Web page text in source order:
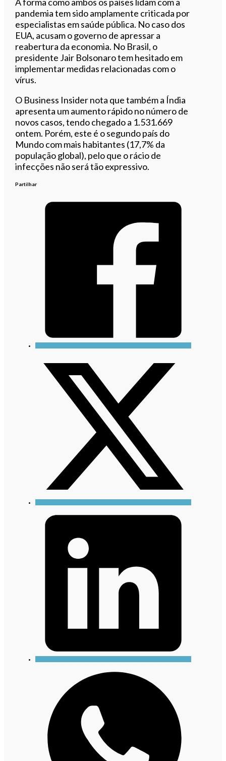
pandemia tem sido amplamente criticada por
especialistas em saúde pública. No caso dos
EUA, acusam o governo de apressar a
reabertura da economia. No Brasil, o
presidente Jair Bolsonaro tem hesitado em
implementar medidas relacionadas com o
vírus.
O Business Insider nota que também a Índia
apresenta um aumento rápido no número de
novos casos, tendo chegado a 1.531.669
ontem. Porém, este é o segundo país do
Mundo com mais habitantes (17,7% da
população global), pelo que o rácio de
infecções não será tão expressivo.
Partilhar